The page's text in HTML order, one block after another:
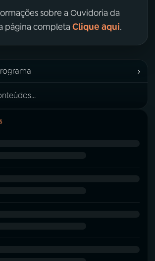
sobre a Ouvidoria da
página completa Clique aqui.
›